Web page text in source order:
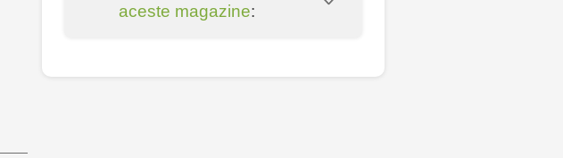
aceste magazine:
Socoleni, 7